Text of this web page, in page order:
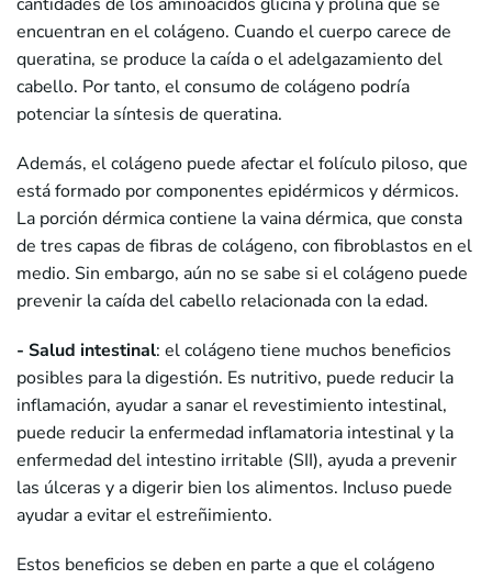
cantidades de los aminoácidos glicina y prolina que se
encuentran en el colágeno. Cuando el cuerpo carece de
queratina, se produce la caída o el adelgazamiento del
cabello. Por tanto, el consumo de colágeno podría
potenciar la síntesis de queratina.
Además, el colágeno puede afectar el folículo piloso, que
está formado por componentes epidérmicos y dérmicos.
La porción dérmica contiene la vaina dérmica, que consta
de tres capas de fibras de colágeno, con fibroblastos en el
medio. Sin embargo, aún no se sabe si el colágeno puede
prevenir la caída del cabello relacionada con la edad.
- Salud intestinal: el colágeno tiene muchos beneficios
posibles para la digestión. Es nutritivo, puede reducir la
inflamación, ayudar a sanar el revestimiento intestinal,
puede reducir la enfermedad inflamatoria intestinal y la
enfermedad del intestino irritable (SII), ayuda a prevenir
las úlceras y a digerir bien los alimentos. Incluso puede
ayudar a evitar el estreñimiento.
Estos beneficios se deben en parte a que el colágeno